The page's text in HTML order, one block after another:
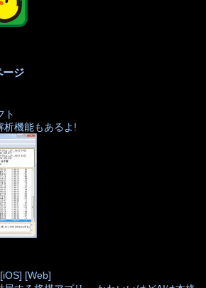
ジ
ト
析機能もあるよ!
[iOS] [Web]